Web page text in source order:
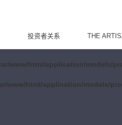
www/html/application/models/
www/html/application/models/
投资者关系 THE